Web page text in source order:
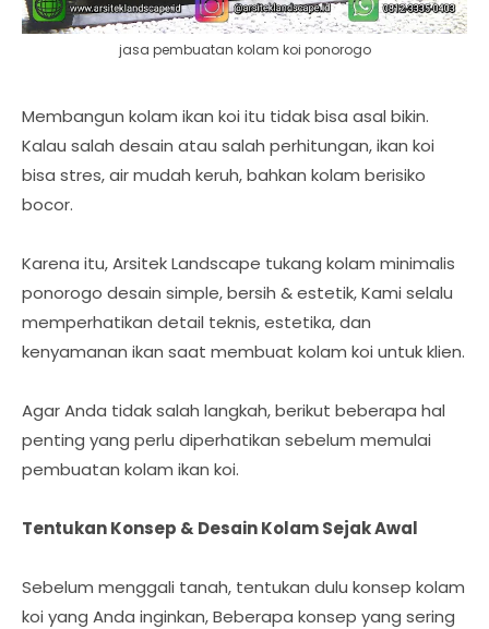
jasa pembuatan kolam koi ponorogo
Membangun kolam ikan koi itu tidak bisa asal bikin.
Kalau salah desain atau salah perhitungan, ikan koi
bisa stres, air mudah keruh, bahkan kolam berisiko
bocor.
Karena itu, Arsitek Landscape tukang kolam minimalis
ponorogo desain simple, bersih & estetik, Kami selalu
memperhatikan detail teknis, estetika, dan
kenyamanan ikan saat membuat kolam koi untuk klien.
Agar Anda tidak salah langkah, berikut beberapa hal
penting yang perlu diperhatikan sebelum memulai
pembuatan kolam ikan koi.
Tentukan Konsep & Desain Kolam Sejak Awal
Sebelum menggali tanah, tentukan dulu konsep kolam
koi yang Anda inginkan, Beberapa konsep yang sering